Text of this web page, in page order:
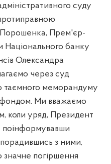
суду
Порошенка, Прем'єр-
Національного банку
Олександра
через суд
таємного меморандуму
Ми вважаємо
коли уряд, Президент
поінформувавши
з ними,
значне погіршення